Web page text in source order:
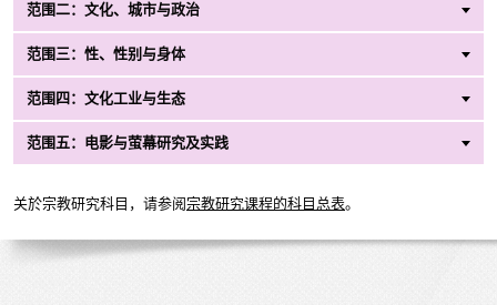
范围二：文化、城市与政治
范围三：性、性别与身体
范围四：文化工业与生态
范围五：电影与萤幕研究及实践
关於宗教研究科目，请参阅宗教研究课程的科目总表。